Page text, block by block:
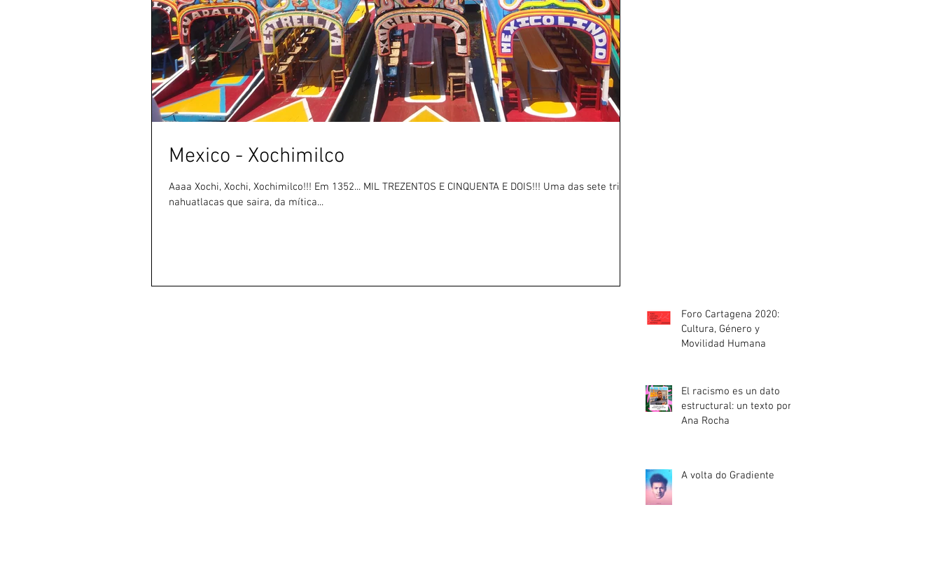
Mexico - Xochimilco
Aaaa Xochi, Xochi, Xochimilco!!! Em 1352... MIL TREZENTOS E CINQUENTA E DOIS!!! Uma das sete tribos
nahuatlacas que saira, da mítica...
Foro Cartagena 2020:
Cultura, Género y
Movilidad Humana
El racismo es un dato
estructural: un texto por
Ana Rocha
A volta do Gradiente